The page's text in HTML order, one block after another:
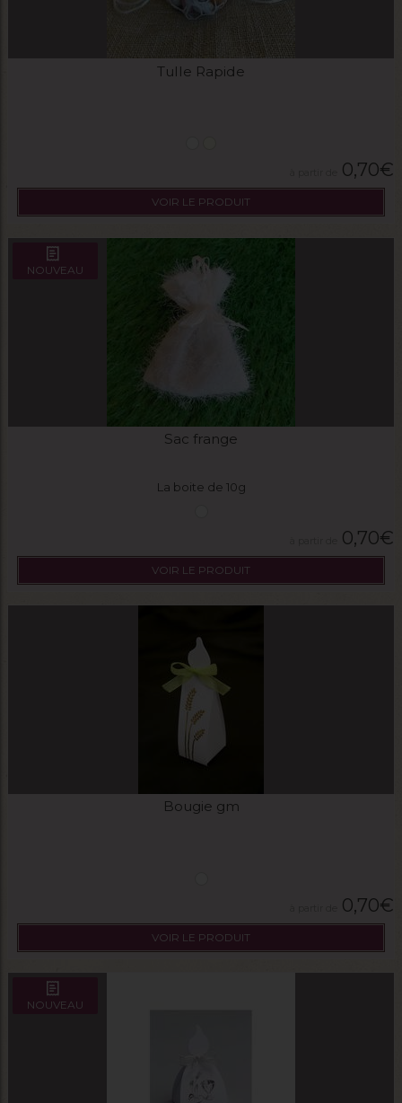
Tulle Rapide
0,70€
VOIR LE PRODUIT
NOUVEAU
Sac frange
La boite de 10g
0,70€
VOIR LE PRODUIT
Bougie gm
0,70€
VOIR LE PRODUIT
NOUVEAU